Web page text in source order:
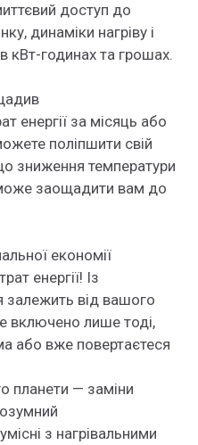
доступ до
динаміки нагріву і
в кВт-годинах та грошах.
енергії за місяць або
поліпшити свій
зниження температури
заощадити вам до
економії
енергії! Із
залежить від вашого
включено лише тоді,
або вже повертаєтеся
планети — заміни
з нагрівальними